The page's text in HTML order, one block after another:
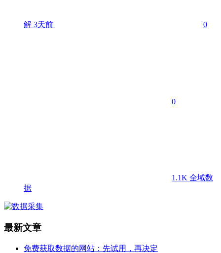
解 3天前 0
0
1.1K 全域数
据
最新文章
免费获取数据的网站：先试用，再决定